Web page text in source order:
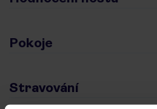
Pokoje
Stravování